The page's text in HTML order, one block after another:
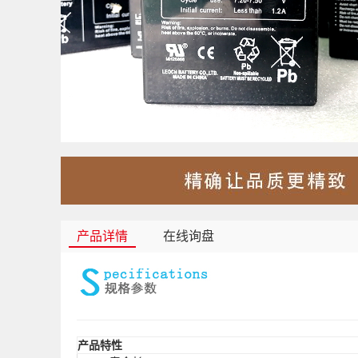
产品详情 在线询盘
产品特性